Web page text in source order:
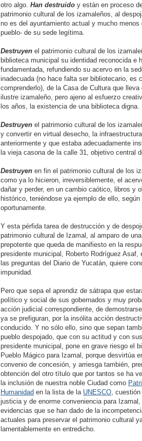
otro algo. Han destruido y están en proceso
patrimonio cultural de los izamaleños, al
no es del ayuntamiento actual y mucho menos
pueblo- de su sede legítima.
Destruyen el patrimonio cultural de los
biblioteca municipal su identidad reconocida e
fundamentada, refundiendo su acervo en la
inadecuada (no hace falta ser bibliotecario, es
comprenderlo), de la Casa de Cultura que lleva
ilustre izamaleño, pero ajeno al esfuerzo
los años, la existencia de una biblioteca digna.
Destruyen el patrimonio cultural de los
y convertir en virtual desecho, la
anteriormente y que estaba adecuadamente
la vieja casona de la calle 31, objetivo central
Destruyen en fin el patrimonio cultural de los
como ya lo hicieron, irreversiblemente, el
dañar y perder, en un cambio caótico, libros y
histórico, teniéndose ya ejemplo de ello, según
oportunamente.
Y esta pérfida tarea de destrucción y de
patrimonio cultural de Izamal, al amparo de
prepotente que queda de manifiesto en la
presidente municipal, Roberto Rodríguez Asaf,
las preguntas del Diario de Yucatán, quiere
impunidad.
Pero que sepa el aprendiz de sátrapa que
político y social de sus gobernados y muy
acción judicial correspondiente, de
ya se prefiguran, por la insólita acción
conducido. Y no sólo ello, sino que sepan
pueblo despojado, que con su actitud y con
presidente municipal, pone en grave riesgo el
Pueblo Mágico para Izamal, porque desvirtúa
convenio de concesión, y arriesga también,
obtención del otro título que por tantos se ha
la inclusión de nuestra noble Ciudad como
Humanidad en la lista de la UNESCO ,
justicia y de enorme conveniencia para Izamal,
evidencias que se han dado de la
actuales para preservar el patrimonio cultural
lamentablemente en entredicho.